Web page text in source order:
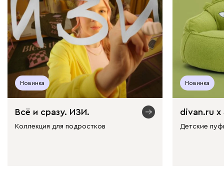
Новинка
Всё и сразу. ИЗИ.
Коллекция для подростков
Новинка
divan.ru х
Детские